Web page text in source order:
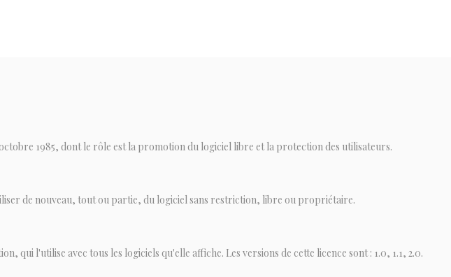
1985, dont le rôle est la promotion du logiciel libre et la protection des utilisateurs.
de nouveau, tout ou partie, du logiciel sans restriction, libre ou propriétaire.
qui l'utilise avec tous les logiciels qu'elle affiche. Les versions de cette licence sont : 1.0, 1.1, 2.0.